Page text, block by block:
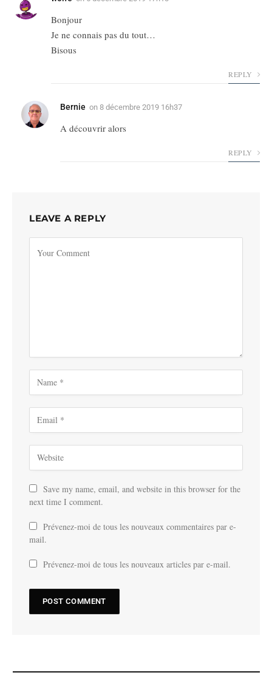
Bonjour
Je ne connais pas du tout…
Bisous
REPLY
Bernie on 8 décembre 2019 16h37
A découvrir alors
REPLY
LEAVE A REPLY
Save my name, email, and website in this browser for the
next time I comment.
Prévenez-moi de tous les nouveaux commentaires par e-
mail.
Prévenez-moi de tous les nouveaux articles par e-mail.